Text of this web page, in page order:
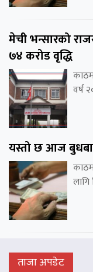
मेची भन्सारको
७४ करोड वृद्धि
वर्ष
यस्तो छ आज
ताजा अपडेट